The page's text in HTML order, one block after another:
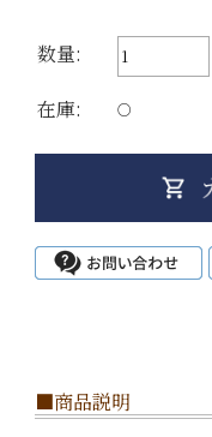
数量:
在庫: ○
■商品説明